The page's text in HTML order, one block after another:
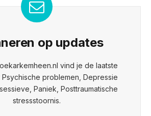
op updates
vind je de laatste
problemen, Depressie
Paniek, Posttraumatische
stressstoornis.